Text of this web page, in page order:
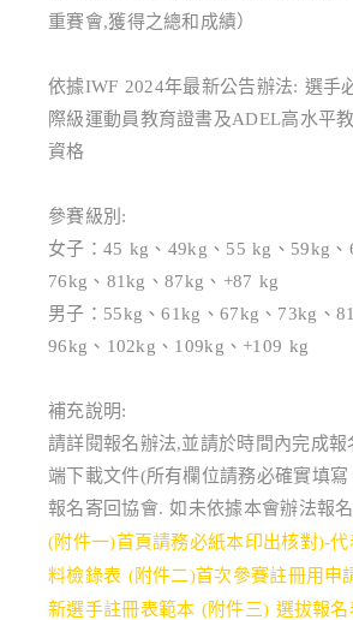
重賽會,獲得之總和成績）
依據IWF 2024年最新公告辦法: 選手
際級運動員教育證書及ADEL高水平
資格
參賽級別:
女子：45 kg、49kg、55 kg、59kg、
76kg、81kg、87kg、+87 kg
男子：55kg、61kg、67kg、73kg、
96kg、102kg、109kg、+109 kg
補充說明:
請詳閱報名辦法,並請於時間內完成報
端下載文件(所有欄位請務必確實填
報名寄回協會. 如未依據本會辦法報
(附件一)首頁請務必紙本印出核對)-
料檢錄表 (附件二)首次參賽註冊用申
新選手註冊表範本 (附件三) 選拔報名